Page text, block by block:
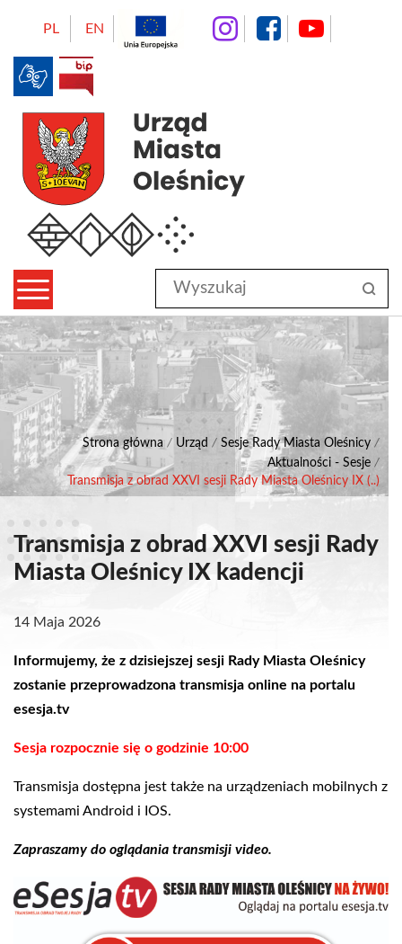
PL EN instagram
Wyszukaj
w
serwisie
Strona główna / Urząd / Sesje Rady Miasta Oleśnicy /
Aktualności - Sesje /
Transmisja z obrad XXVI sesji Rady Miasta Oleśnicy IX (..)
Transmisja z obrad XXVI sesji Rady
Miasta Oleśnicy IX kadencji
14 Maja 2026
Informujemy, że z dzisiejszej sesji Rady Miasta Oleśnicy
zostanie przeprowadzona transmisja online na portalu
esesja.tv
Sesja rozpocznie się o godzinie 10:00
Transmisja dostępna jest także na urządzeniach mobilnych z
systemami Android i IOS.
Zapraszamy do oglądania transmisji video.